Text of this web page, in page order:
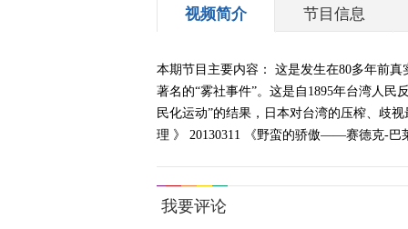
视频简介 节目信息
本期节目主要内容： 这是发生在80多年前
著名的“雾社事件”。这是自1895年台湾人
民化运动”的结果，日本对台湾的压榨、歧
理 》 20130311 《野蛮的骄傲——赛德克-巴